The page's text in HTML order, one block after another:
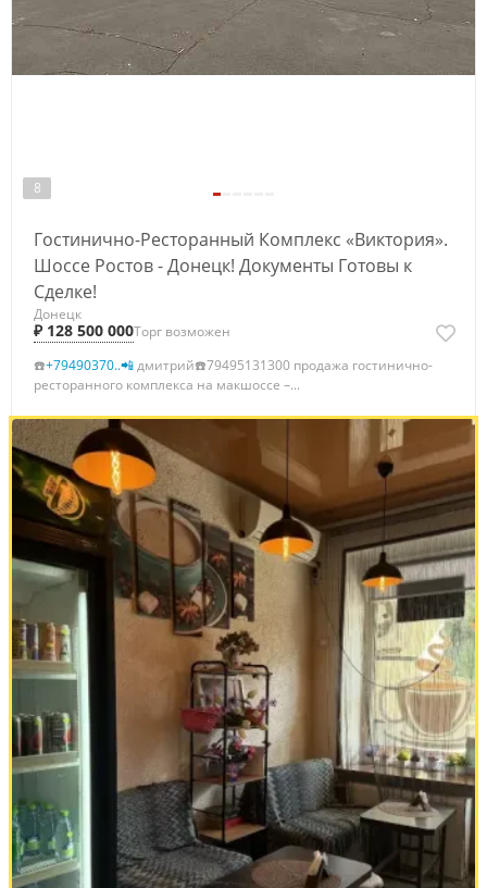
8
Гостинично-Ресторанный Комплекс «Виктория».
Шоссе Ростов - Донецк! Документы Готовы к
Сделке!
Донецк
₽ 128 500 000Торг возможен
☎️+79490370..📲дмитрий☎️79495131300 продажа гостинично-
ресторанного комплекса на макшоссе –...